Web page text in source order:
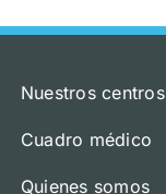
Nuestros centros
Cuadro médico
Quienes somos